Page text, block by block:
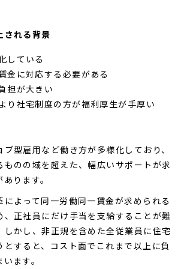
れる背景
している
金に対応する必要がある
担が大きい
り社宅制度の方が福利厚生が手厚い
型雇用など働き方が多様化しており、
ものの域を超えた、幅広いサポートが求
ります。
によって同一労働同一賃金が求められる
、正社員にだけ手当を支給することが難
しかし、非正規を含めた全従業員に住宅
とすると、コスト面でこれまで以上に負
ます。